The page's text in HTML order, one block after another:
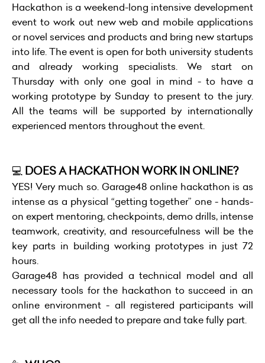
Hackathon is a weekend-long intensive development
event to work out new web and mobile applications
or novel services and products and bring new startups
into life. The event is open for both university students
and already working specialists. We start on
Thursday with only one goal in mind - to have a
working prototype by Sunday to present to the jury.
All the teams will be supported by internationally
experienced mentors throughout the event.
💻 DOES A HACKATHON WORK IN ONLINE?
YES! Very much so. Garage48 online hackathon is as
intense as a physical “getting together” one - hands-
on expert mentoring, checkpoints, demo drills, intense
teamwork, creativity, and resourcefulness will be the
key parts in building working prototypes in just 72
hours.
Garage48 has provided a technical model and all
necessary tools for the hackathon to succeed in an
online environment - all registered participants will
get all the info needed to prepare and take fully part.